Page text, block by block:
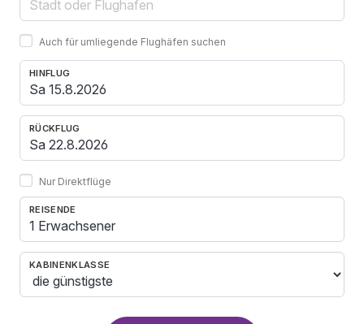
Auch für umliegende Flughäfen suchen
HINFLUG
RÜCKFLUG
Nur Direktflüge
REISENDE
1 Erwachsener
KABINENKLASSE